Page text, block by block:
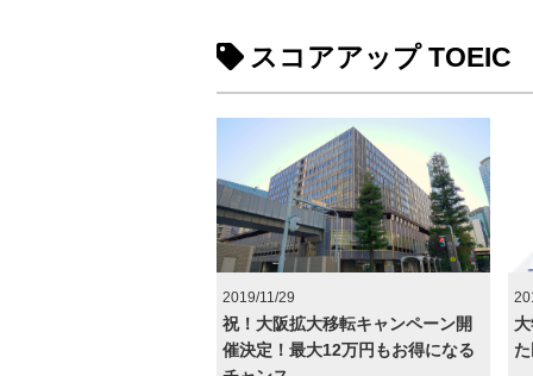
スコアアップ TOEIC
2019/11/29
祝！大阪拡大移転キャンペーン開
催決定！最大12万円もお得になる